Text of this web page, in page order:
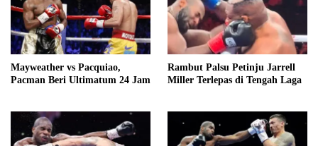
Mayweather vs Pacquiao,
Pacman Beri Ultimatum 24 Jam
Rambut Palsu Petinju Jarrell
Miller Terlepas di Tengah Laga